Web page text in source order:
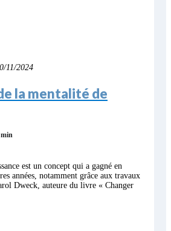
11/2024
la mentalité de
min
est un concept qui a gagné en
années, notamment grâce aux travaux
Dweck, auteure du livre « Changer